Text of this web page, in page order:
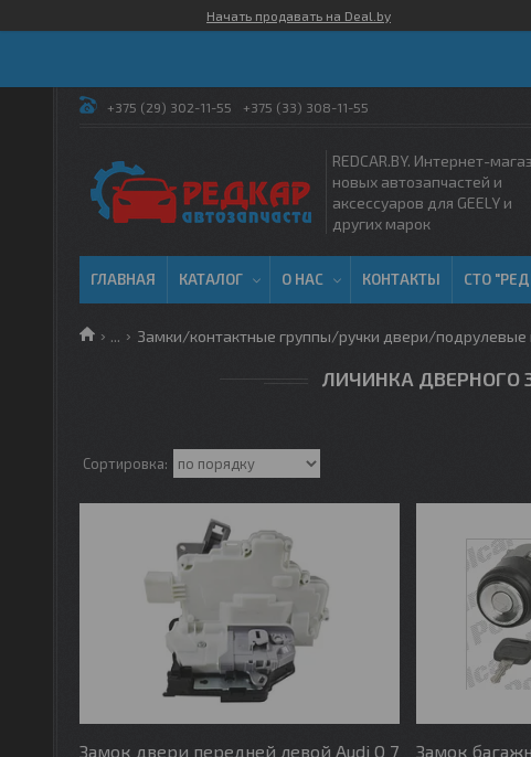
Начать продавать на Deal.by
+375 (29) 302-11-55 +375 (33) 308-11-55
REDCAR.BY. Интернет-
новых автозапчастей и
аксессуаров для GEELY и
других марок
ГЛАВНАЯ КАТАЛОГ О НАС КОНТАКТЫ СТО
... Замки/контактные группы/ручки двери/подрулевые
ЛИЧИНКА ДВЕРНОГО
Замок двери передней левой Audi Q 7
Замок